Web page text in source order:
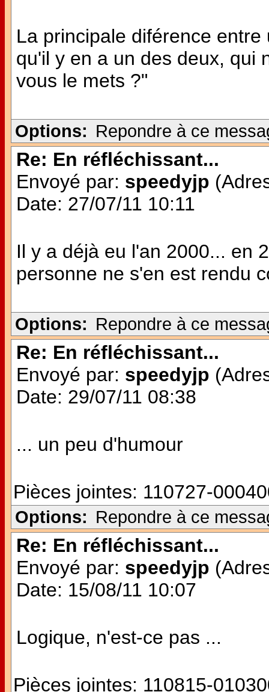
La principale diférence
qu'il y en a un des deux, qui
vous le mets ?"
Options: Repondre à ce
Re: En réfléchissant...
Envoyé par: speedyjp
Date: 27/07/11 10:11
Il y a déjà eu l'an 2000... en
personne ne s'en est rendu
Options: Repondre à ce
Re: En réfléchissant...
Envoyé par: speedyjp
Date: 29/07/11 08:38
... un peu d'humour
Pièces jointes: 110727-
Options: Repondre à ce
Re: En réfléchissant...
Envoyé par: speedyjp
Date: 15/08/11 10:07
Logique, n'est-ce pas ...
Pièces jointes: 110815-